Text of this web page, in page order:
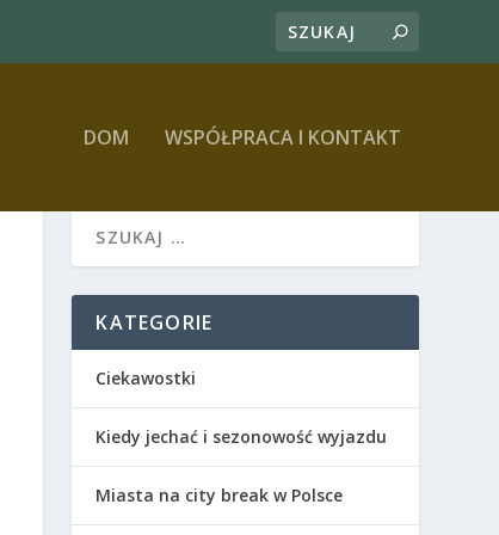
DOM WSPÓŁPRACA I KONTAKT
KATEGORIE
Ciekawostki
Kiedy jechać i sezonowość wyjazdu
Miasta na city break w Polsce